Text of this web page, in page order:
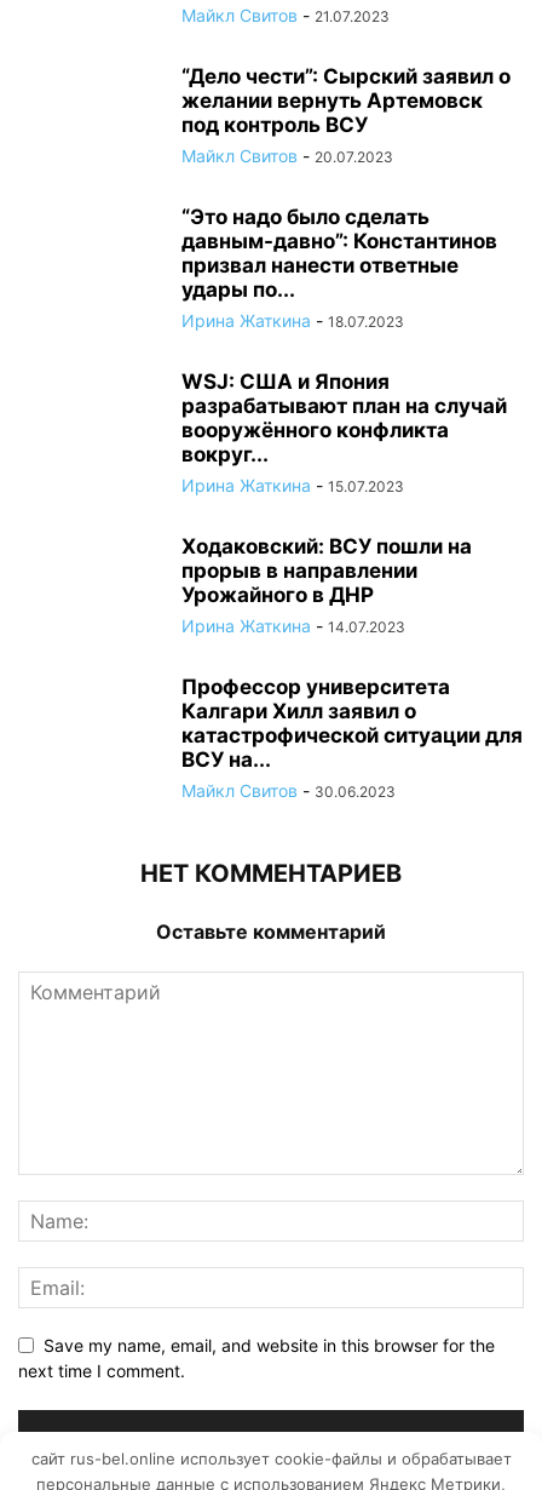
Майкл Свитов - 21.07.2023
“Дело чести”: Сырский заявил о
желании вернуть Артемовск
под контроль ВСУ
Майкл Свитов - 20.07.2023
“Это надо было сделать
давным-давно”: Константинов
призвал нанести ответные
удары по...
Ирина Жаткина - 18.07.2023
WSJ: США и Япония
разрабатывают план на случай
вооружённого конфликта
вокруг...
Ирина Жаткина - 15.07.2023
Ходаковский: ВСУ пошли на
прорыв в направлении
Урожайного в ДНР
Ирина Жаткина - 14.07.2023
Профессор университета
Калгари Хилл заявил о
катастрофической ситуации для
ВСУ на...
Майкл Свитов - 30.06.2023
НЕТ КОММЕНТАРИЕВ
Оставьте комментарий
Save my name, email, and website in this browser for the
next time I comment.
сайт rus-bel.online использует cookie-файлы и обрабатывает
персональные данные с использованием Яндекс Метрики,